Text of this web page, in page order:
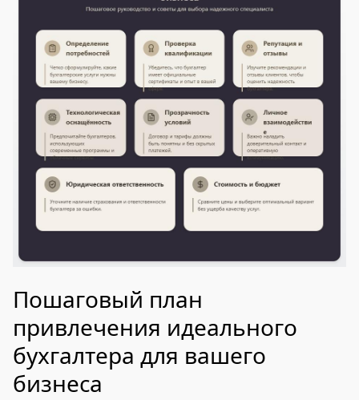
Пошаговый план
привлечения идеального
бухгалтера для вашего
бизнеса